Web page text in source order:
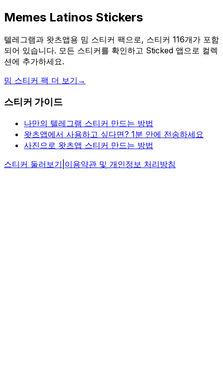
Memes Latinos Stickers
텔레그램과 왓츠앱용 밈 스티커 팩으로, 스티커 116개가 포함
되어 있습니다. 모든 스티커를 확인하고 Sticked 앱으로 컬렉
션에 추가하세요.
밈 스티커 팩 더 보기 →
스티커 가이드
나만의 텔레그램 스티커 만드는 방법
왓츠앱에서 사용하고 싶다면? 1분 안에 전송하세요
사진으로 왓츠앱 스티커 만드는 방법
스티커 둘러보기 이용약관 및 개인정보 처리방침